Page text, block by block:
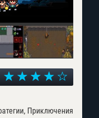
Приключения